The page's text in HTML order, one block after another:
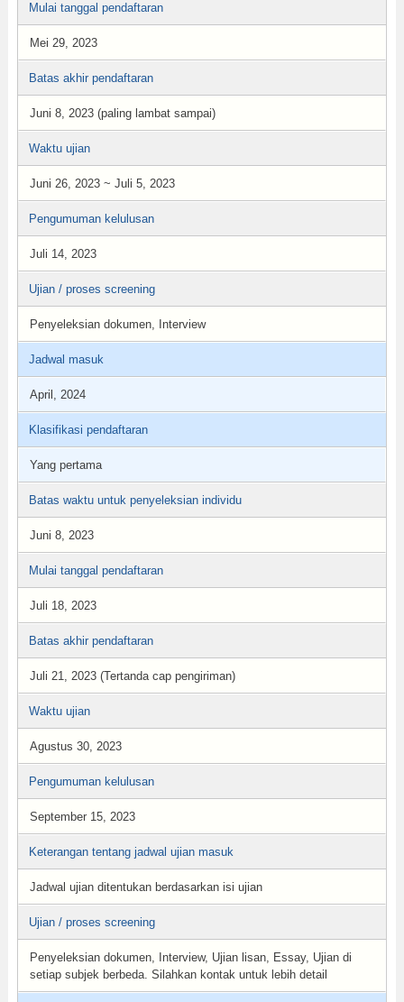
Mulai tanggal pendaftaran
Mei 29, 2023
Batas akhir pendaftaran
Juni 8, 2023 (paling lambat sampai)
Waktu ujian
Juni 26, 2023 ~ Juli 5, 2023
Pengumuman kelulusan
Juli 14, 2023
Ujian / proses screening
Penyeleksian dokumen, Interview
Jadwal masuk
April, 2024
Klasifikasi pendaftaran
Yang pertama
Batas waktu untuk penyeleksian individu
Juni 8, 2023
Mulai tanggal pendaftaran
Juli 18, 2023
Batas akhir pendaftaran
Juli 21, 2023 (Tertanda cap pengiriman)
Waktu ujian
Agustus 30, 2023
Pengumuman kelulusan
September 15, 2023
Keterangan tentang jadwal ujian masuk
Jadwal ujian ditentukan berdasarkan isi ujian
Ujian / proses screening
Penyeleksian dokumen, Interview, Ujian lisan, Essay, Ujian di
setiap subjek berbeda. Silahkan kontak untuk lebih detail